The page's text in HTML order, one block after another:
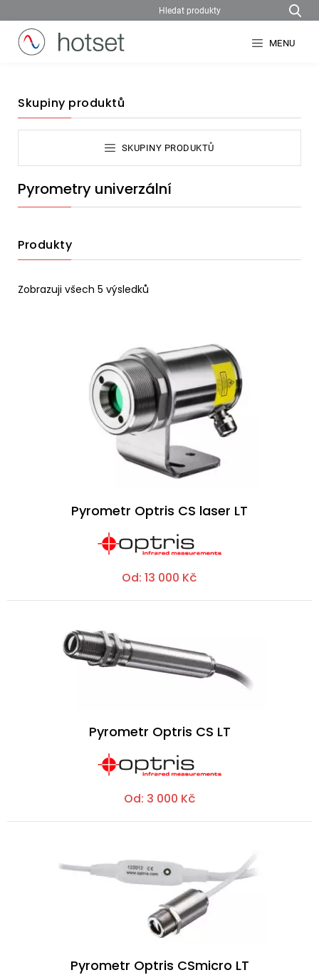
MENU
Skupiny produktů
SKUPINY PRODUKTŮ
Pyrometry univerzální
Produkty
Zobrazuji všech 5 výsledků
Pyrometr Optris CS laser LT
Od: 13 000 Kč
Pyrometr Optris CS LT
Od: 3 000 Kč
Pyrometr Optris CSmicro LT